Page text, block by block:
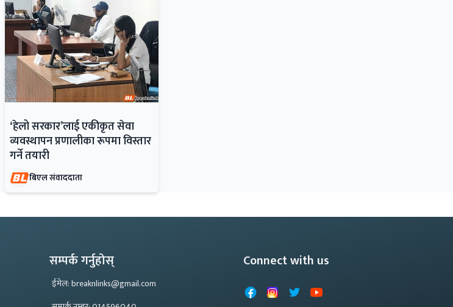
‘हेलो सरकार’लाई एकीकृत सेवा
व्यवस्थापन प्रणालीका रूपमा विस्तार
गर्ने तयारी
बिएल संवाददाता
सम्पर्क गर्नुहोस्
ईमेल: breaknlinks@gmail.com
Connect with us
FacebookInstagram
X YouTube